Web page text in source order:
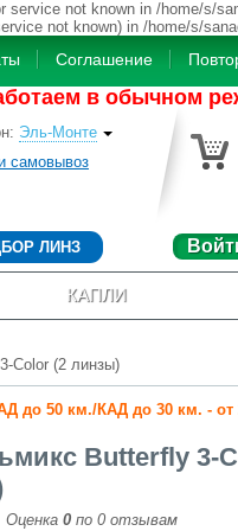
not known in /home/
not known) in /home/s/
Соглашение
в обычном
: Эль-Монте
самовывоз
ЛИНЗ
КАПЛИ
Color (2 линзы)
до 50 км./КАД до 30 км. - от
Butterfly 3-
Оценка 0 по 0 отзывам